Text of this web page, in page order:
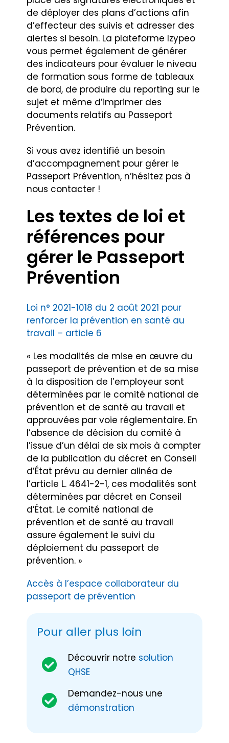
de déployer des plans d’actions afin
d’effecteur des suivis et adresser des
alertes si besoin. La plateforme Izypeo
vous permet également de générer
des indicateurs pour évaluer le niveau
de formation sous forme de tableaux
de bord, de produire du reporting sur le
sujet et même d’imprimer des
documents relatifs au Passeport
Prévention.
Si vous avez identifié un besoin
d’accompagnement pour gérer le
Passeport Prévention, n’hésitez pas à
nous contacter !
Les textes de loi et
références pour
gérer le Passeport
Prévention
Loi n° 2021-1018 du 2 août 2021 pour
renforcer la prévention en santé au
travail – article 6
« Les modalités de mise en œuvre du
passeport de prévention et de sa mise
à la disposition de l’employeur sont
déterminées par le comité national de
prévention et de santé au travail et
approuvées par voie réglementaire. En
l’absence de décision du comité à
l’issue d’un délai de six mois à compter
de la publication du décret en Conseil
d’État prévu au dernier alinéa de
l’article L. 4641-2-1, ces modalités sont
déterminées par décret en Conseil
d’État. Le comité national de
prévention et de santé au travail
assure également le suivi du
déploiement du passeport de
prévention. »
Accès à l’espace collaborateur du
passeport de prévention
Pour aller plus loin
Découvrir notre solution
QHSE
Demandez-nous une
démonstration